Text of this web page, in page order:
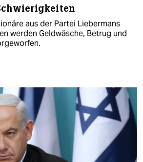
aus der Partei Liebermans
werden Geldwäsche, Betrug und